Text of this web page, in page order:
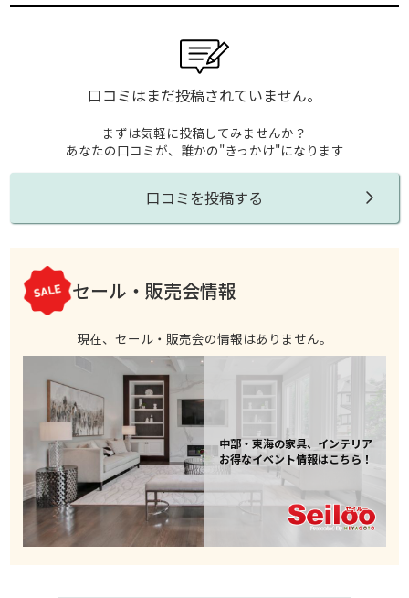
口コミはまだ投稿されていません。
まずは気軽に投稿してみませんか？
あなたの口コミが、誰かの"きっかけ"になります
口コミを投稿する
セール・販売会情報
現在、セール・販売会の情報はありません。
中部・東海の家具、インテリア
お得なイベント情報はこちら！